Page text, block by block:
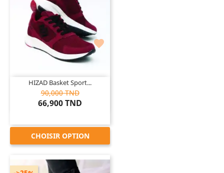

HIZAD Basket Sport...
90,000 TND
66,900 TND
CHOISIR OPTION